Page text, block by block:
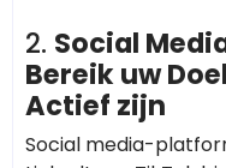
2. Social
Bereik uw
Actief zijn
Social media-